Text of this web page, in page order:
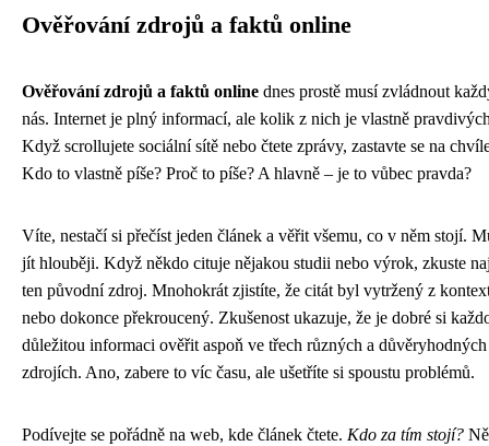
Ověřování zdrojů a faktů online
Ověřování zdrojů a faktů online dnes prostě musí zvládnout
nás. Internet je plný informací, ale kolik z nich je vlastně
Když scrollujete sociální sítě nebo čtete zprávy, zastavte se na
Kdo to vlastně píše? Proč to píše? A hlavně – je to vůbec pravda?
Víte, nestačí si přečíst jeden článek a věřit všemu, co v něm stojí.
jít hlouběji. Když někdo cituje nějakou studii nebo výrok, zkuste
ten původní zdroj. Mnohokrát zjistíte, že citát byl vytržený z
nebo dokonce překroucený. Zkušenost ukazuje, že je dobré si
důležitou informaci ověřit aspoň ve třech různých a důvěryhodných
zdrojích. Ano, zabere to víc času, ale ušetříte si spoustu problémů.
Podívejte se pořádně na web, kde článek čtete. Kdo za tím stojí?